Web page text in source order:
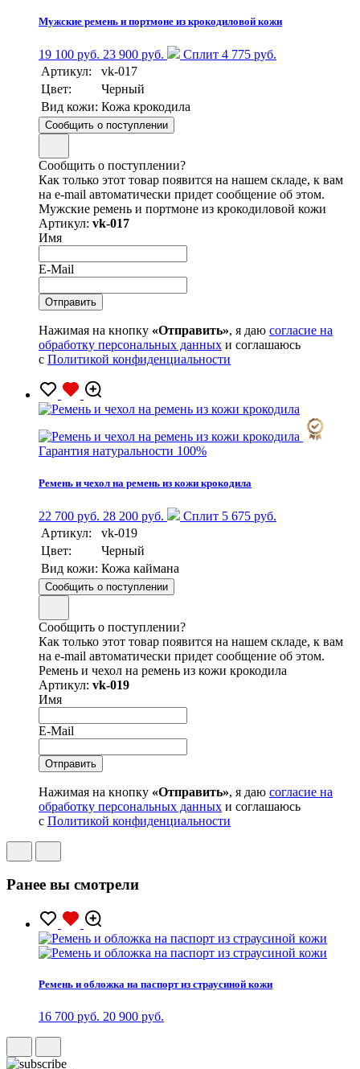
Мужские ремень и портмоне из крокодиловой кожи
19 100 руб. 23 900 руб.
Сплит 4 775 руб.
Артикул:
vk-017
Цвет:
Черный
Вид кожи: Кожа крокодила
Сообщить о поступлении
Сообщить о поступлении?
Как только этот товар появится на нашем складе, к вам
на e-mail автоматически придет сообщение об этом.
Мужские ремень и портмоне из крокодиловой кожи
Артикул: vk-017
Имя
E-Mail
Нажимая на кнопку «Отправить», я даю согласие на
обработку персональных данных и соглашаюсь
с Политикой конфиденциальности
Гарантия натуральности 100%
Ремень и чехол на ремень из кожи крокодила
22 700 руб. 28 200 руб.
Сплит 5 675 руб.
Артикул:
vk-019
Цвет:
Черный
Вид кожи: Кожа каймана
Сообщить о поступлении
Сообщить о поступлении?
Как только этот товар появится на нашем складе, к вам
на e-mail автоматически придет сообщение об этом.
Ремень и чехол на ремень из кожи крокодила
Артикул: vk-019
Имя
E-Mail
Нажимая на кнопку «Отправить», я даю согласие на
обработку персональных данных и соглашаюсь
с Политикой конфиденциальности
Ранее вы смотрели
Ремень и обложка на паспорт из страусиной кожи
16 700 руб. 20 900 руб.